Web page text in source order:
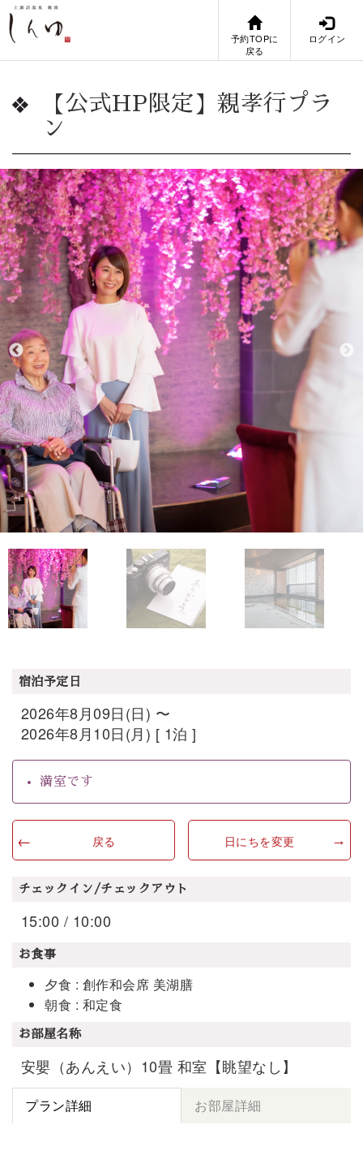
予約TOPに
戻る
ログイン
【公式HP限定】親孝行プラ
ン
宿泊予定日
2026年8月09日(日) 〜
2026年8月10日(月) [ 1泊 ]
満室です
戻る 日にちを変更
チェックイン/チェックアウト
15:00 / 10:00
お食事
夕食 : 創作和会席 美湖膳
朝食 : 和定食
お部屋名称
安嬰（あんえい）10畳 和室【眺望なし】
プラン詳細 お部屋詳細